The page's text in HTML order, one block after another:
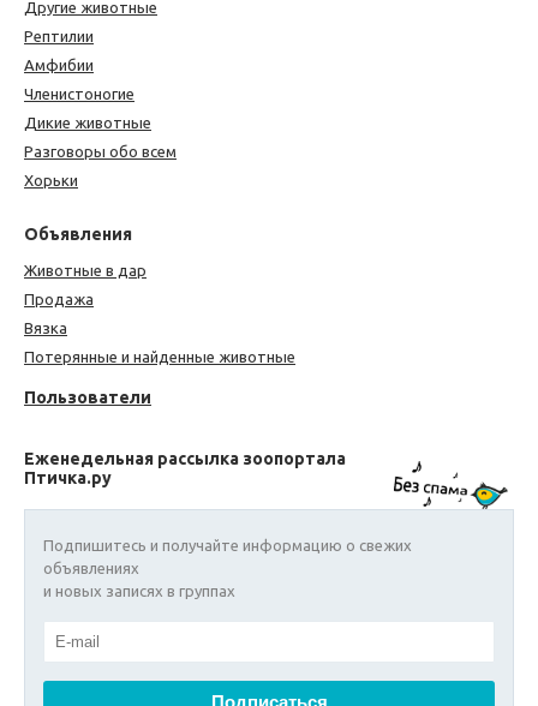
Другие животные
Рептилии
Амфибии
Членистоногие
Дикие животные
Разговоры обо всем
Хорьки
Объявления
Животные в дар
Продажа
Вязка
Потерянные и найденные животные
Пользователи
Еженедельная рассылка зоопортала
Птичка.ру
Подпишитесь и получайте информацию о свежих
объявлениях
и новых записях в группах